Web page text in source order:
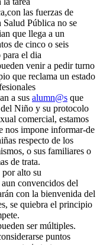
las fuerzas de
Salud Pública no se
que llega a un
de cinco o seis
para el dia
venir a pedir turno
que reclama un estado
a sus alumn@s que
Niño y su protocolo
comercial, estamos
nos impone informar-de
respecto de los
o sus familiares o
de trata.
por alto su
convencidos del
con la bienvenida del
se quiebra el principio
ser múltiples.
puntos